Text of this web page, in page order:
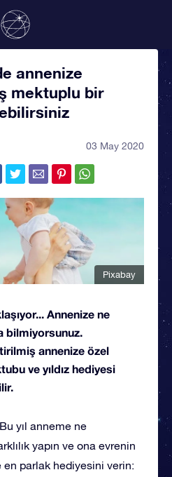
annenize
mektuplu bir
03 May 2020
Pixabay
Annenize ne
bilmiyorsunuz.
annenize özel
ve yıldız hediyesi
yıl anneme ne
yapın ve ona evrenin
parlak hediyesini verin: